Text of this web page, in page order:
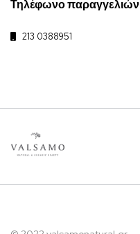
Τηλέφωνο παραγγελιών
213 0388951